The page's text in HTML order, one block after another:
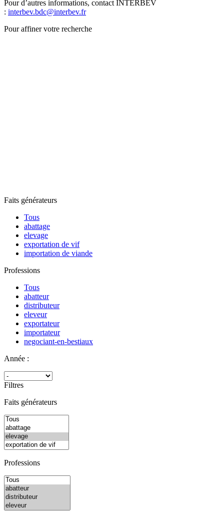
Pour d’autres informations, contact INTERBEV
: interbev.bdc@interbev.fr
Pour affiner votre recherche
Faits générateurs
Tous
abattage
elevage
exportation de vif
importation de viande
Professions
Tous
abatteur
distributeur
eleveur
exportateur
importateur
negociant-en-bestiaux
Année :
Filtres
Faits générateurs
Professions